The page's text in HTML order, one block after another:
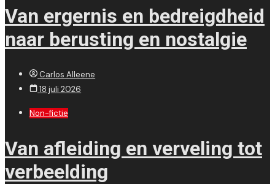
Van ergernis en bedreigdheid
naar berusting en nostalgie
Carlos Alleene
18 juli 2026
Non-fictie
Van afleiding en verveling tot
verbeelding